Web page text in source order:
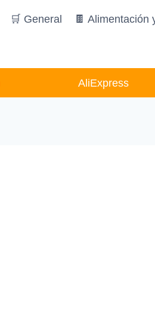
🛒 General 🍫 Alimentación
AliExpress